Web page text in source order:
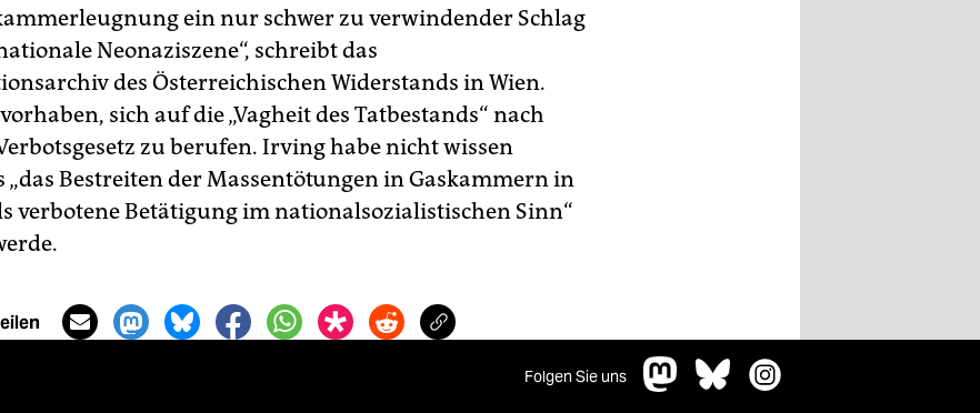
ein nur schwer zu verwindender Schlag
Neonaziszene“, schreibt das
des Österreichischen Widerstands in Wien.
sich auf die „Vagheit des Tatbestands“ nach
zu berufen. Irving habe nicht wissen
„das Bestreiten der Massentötungen in Gaskammern in
verbotene Betätigung im nationalsozialistischen Sinn“
Folgen Sie uns